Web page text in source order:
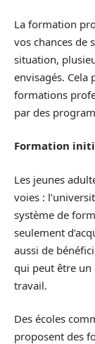
La formation
vos chances de
situation,
envisagés. Cela
formations
par des
Formation
Les jeunes
voies :
système de
seulement
aussi de
qui peut être un
travail.
Des écoles
proposent des